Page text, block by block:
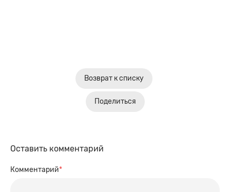
Возврат к списку
Поделиться
Оставить комментарий
Комментарий*